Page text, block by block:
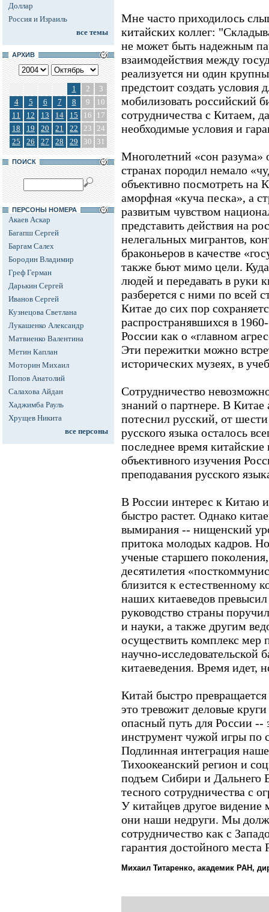
Доллар
Россия и Израиль
все темы
АРХИВ
1 2
3
4
5 6 7 8 9
10
11
12 13 14 15 16
17
18
19 20 21 22 23 24
25
26 27 28 29 30 31
ПОИСК
ПЕРСОНЫ НОМЕРА
Акаев Аскар
Багапш Сергей
Баргам Салех
Бородин Владимир
Греф Герман
Дарькин Сергей
Иванов Сергей
Кузнецова Светлана
Лукашенко Александр
Матвиенко Валентина
Метин Каплан
Моторин Михаил
Попов Анатолий
Салахова Айдан
Хаджимба Рауль
Хрущев Никита
все персоны
Мне часто приходилось
китайских коллег:
не может быть надежным
взаимодействия между
реализуется ни один
предстоит создать условия
мобилизовать российский
сотрудничества с Китаем,
необходимые условия и
Многолетний «сон разума»
странах породил немало
объективно посмотреть на
аморфная «куча песка», а
развитым чувством
представить действия на
нелегальных мигрантов,
браконьеров в качестве
также бьют мимо цели. Куда
людей и передавать в руки
разберется с ними по всей
Китае до сих пор
распространявшихся в
России как о «главном
Эти пережитки можно
исторических музеях, в
Сотрудничество
знаний о партнере. В Китае
потеснил русский, от шести
русского языка осталось
последнее время
объективного изучения
преподавания русского
В России интерес к Китаю
быстро растет. Однако
вымирания -- нищенский
притока молодых кадров.
ученые старшего
десятилетия
близится к естественному
наших китаеведов
руководство страны
и науки, а также другим
осуществить комплекс мер
научно-исследовательской
китаеведения. Время идет,
Китай быстро
это тревожит деловые
опасный путь для России --
инструмент чужой игры по
Подлинная интеграция
Тихоокеанский регион и
подъем Сибири и Дальнего
тесного сотрудничества с
У китайцев другое видение
они наши недруги. Мы
сотрудничество как с
гарантия достойного места
Михаил Титаренко, академик РАН,